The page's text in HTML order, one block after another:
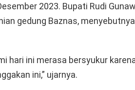
2023. Bupati Rudi
gedung Baznas,
hari ini merasa bersyukur
ini,” ujarnya.